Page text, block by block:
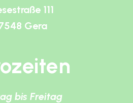
111
Gera
bis Freitag